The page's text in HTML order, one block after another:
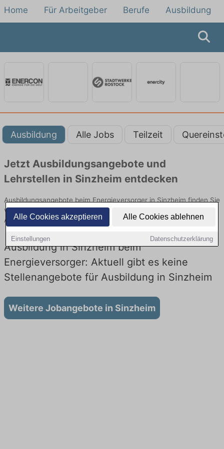
Alle Cookies akzeptieren Alle Cookies ablehnen
Einstellungen Datenschutzerklärung
Home Für Arbeitgeber Berufe Ausbildung
Ausbildung Alle Jobs Teilzeit
Jetzt Ausbildungsangebote und
Lehrstellen in Sinzheim entdecken
Ausbildungsangebote beim Energieversorger in Sinzheim finden Sie
von namhaften Firmen. Entdecken Sie freie Optionen von Top-
Arbeitgebern und bewerben Sie sich noch heute.
Ausbildung in Sinzheim beim
Energieversorger: Aktuell gibt es keine
Stellenangebote für Ausbildung in Sinzheim
Weitere Jobangebote in Sinzheim